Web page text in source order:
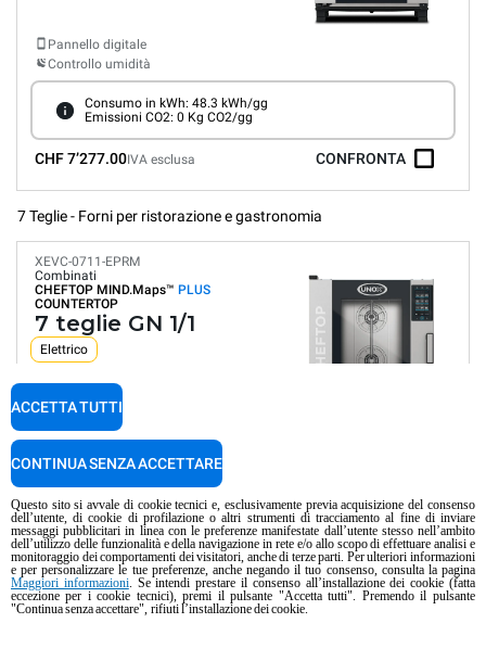
Pannello digitale
Controllo umidità
Consumo in kWh: 48.3 kWh/gg
Emissioni CO2: 0 Kg CO2/gg
CHF 7’277.00IVA esclusa CONFRONTA
7 Teglie - Forni per ristorazione e gastronomia
XEVC-0711-EPRM
Combinati
CHEFTOP MIND.Maps™ PLUS
COUNTERTOP
7 teglie GN 1/1
Elettrico
Pannello digitale
Controllo umidità
Lavaggio automatico
Consumo in kWh: 29.4 kWh/gg
Emissioni CO2: 0 Kg CO2/gg
CHF 9’653.00IVA esclusa CONFRONTA
Questo sito si avvale di cookie tecnici e, esclusivamente previa acquisizione del consenso
dell’utente, di cookie di profilazione o altri strumenti di tracciamento al fine di inviare
messaggi pubblicitari in linea con le preferenze manifestate dall’utente stesso nell’ambito
dell’utilizzo delle funzionalità e della navigazione in rete e/o allo scopo di effettuare analisi e
monitoraggio dei comportamenti dei visitatori, anche di terze parti. Per ulteriori informazioni
e per personalizzare le tue preferenze, anche negando il tuo consenso, consulta la pagina
Maggiori informazioni. Se intendi prestare il consenso all’installazione dei cookie (fatta
eccezione per i cookie tecnici), premi il pulsante "Accetta tutti". Premendo il pulsante
"Continua senza accettare", rifiuti l’installazione dei cookie.
ACCETTA TUTTI
CONTINUA SENZA ACCETTARE